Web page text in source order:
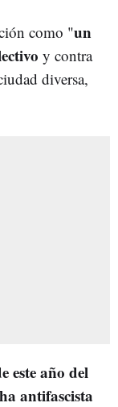
como "un
y contra
diversa,
este año del
antifascista